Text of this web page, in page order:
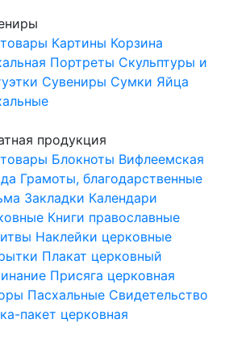
Картины Корзина
Портреты Скульптуры и
Сувениры Сумки Яйца
продукция
Блокноты Вифлеемская
Грамоты, благодарственные
Закладки Календари
Книги православные
Наклейки церковные
Плакат церковный
Присяга церковная
Пасхальные Свидетельство
пакет церковная